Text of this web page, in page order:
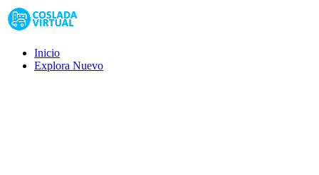
Inicio
Explora Nuevo